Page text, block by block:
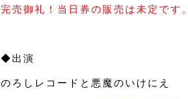
完売御礼！当日券の販売は未定です。
◆出演
のろしレコードと悪魔のいけにえ